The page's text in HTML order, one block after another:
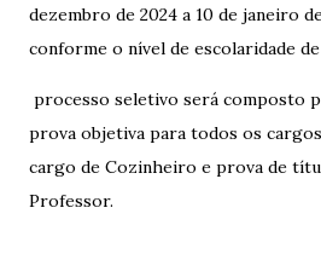
dezembro de 2024 a 10 de janeiro
conforme o nível de escolaridade de
processo seletivo será composto
prova objetiva para todos os
cargo de Cozinheiro e prova de
Professor.